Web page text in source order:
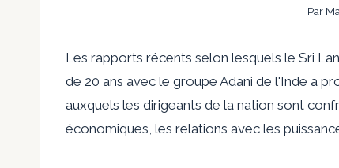
Par
Les rapports récents selon lesquels le Sri
de 20 ans avec le groupe Adani de l'Inde a
auxquels les dirigeants de la nation sont
économiques, les relations avec les